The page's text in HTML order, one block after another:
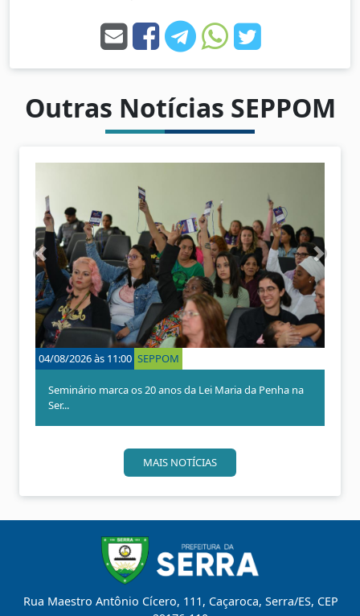
Outras Notícias SEPPOM
04/08/2026 às 11:00 SEPPOM
Seminário marca os 20 anos da Lei Maria da Penha na
Ser...
A
n
t
e
r
o
r
P
r
ó
x
i
m
o
MAIS NOTÍCIAS
Rua Maestro Antônio Cícero, 111, Caçaroca, Serra/ES, CEP